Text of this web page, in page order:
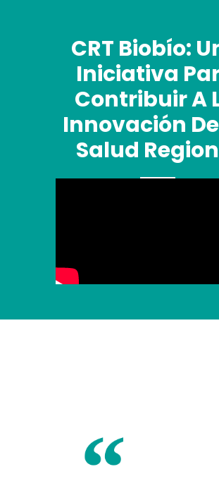
CRT Biobío:
Iniciativa
Contribuir A
Innovación
Salud